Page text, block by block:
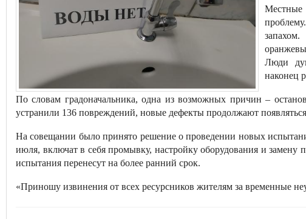
Люди
наконец
По словам градоначальника, одна из возможных причин –
устранили 136 повреждений, новые дефекты продолжают
На совещании было принято решение о проведении новых
июля, включат в себя промывку, настройку оборудования и замену
испытания перенесут на более ранний срок.
«Приношу извинения от всех ресурсников жителям за временные